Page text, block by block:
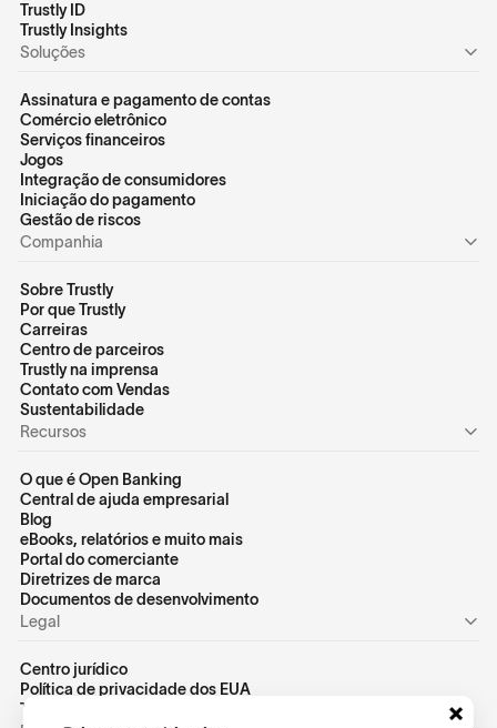
Trustly ID
Trustly Insights
Soluções
Assinatura e pagamento de contas
Comércio eletrônico
Serviços financeiros
Jogos
Integração de consumidores
Iniciação do pagamento
Gestão de riscos
Companhia
Sobre Trustly
Por que Trustly
Carreiras
Centro de parceiros
Trustly na imprensa
Contato com Vendas
Sustentabilidade
Recursos
O que é Open Banking
Central de ajuda empresarial
Blog
eBooks, relatórios e muito mais
Portal do comerciante
Diretrizes de marca
Documentos de desenvolvimento
Legal
Centro jurídico
Política de privacidade dos EUA
Termos de uso dos EUA